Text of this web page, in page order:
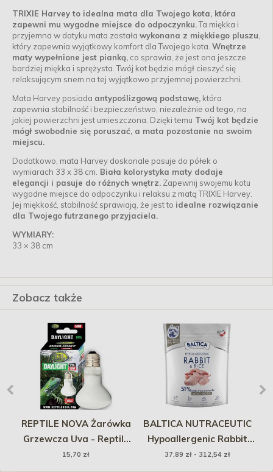
TRIXIE Harvey to idealna mata dla Twojego kota, która
zapewni mu wygodne miejsce do odpoczynku.Ta miękka i
przyjemna w dotyku mata została wykonana z miękkiego pluszu
który zapewnia wyjątkowy komfort dla Twojego kota. Wnętrze
maty wypełnione jest pianką, co sprawia, że jest ona jeszcze
bardziej miękka i sprężysta. Twój kot będzie mógł cieszyć się
relaksującym snem na tej wyjątkowo przyjemnej powierzchni.
Mata Harvey posiada antypoślizgową podstawę, która
zapewnia stabilność i bezpieczeństwo, niezależnie od tego, na
jakiej powierzchni jest umieszczona. Dzięki temu Twój kot będzie
mógł swobodnie się poruszać, a mata pozostanie na swoim
miejscu.
Dodatkowo, mata Harvey doskonale pasuje do półek o
wymiarach 33 x 38 cm. Biała kolorystyka maty dodaje
elegancji i pasuje do różnych wnętrz. Zapewnij swojemu kotu
wygodne miejsce do odpoczynku i relaksu z matą TRIXIE Harvey.
Jej miękkość, stabilność sprawiają, że jest to idealne rozwiązanie
dla Twojego futrzanego przyjaciela.
WYMIARY:
33 × 38 cm
Zobacz także
REPTILE NOVA Żarówka
Grzewcza Uva - Reptile
Nova Daylight 50W
15,70 zł
BALTICA NUTRACEUTIC
Hypoallergenic Rabbit
and Rice XS/S
37,89 zł - 312,54 zł